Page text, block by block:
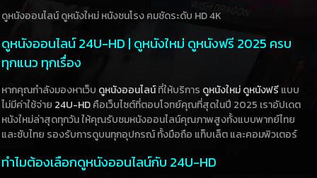
ดูหนังออนไลน์ ดูหนังใหม่ หนังชนโรง คมชัดระดับ HD 4K
ดูหนังออนไลน์ 24U-HD | ดูหนังใหม่ ดูหนังฟรี 2025 ครบ
ทุกแนว ทุกเรื่อง
หากคุณกำลังมองหาเว็บ ดูหนังออนไลน์ที่ให้บริการ ดูหนังใหม่ดูหนังฟรีแบบ
ไม่มีค่าใช้จ่าย 24U-HDคือเว็บไซต์ที่ตอบโจทย์คุณที่สุดในปี 2025 เราอัปเดต
หนังใหม่ล่าสุดทุกวัน ให้คุณรับชมหนังออนไลน์คุณภาพสูงทั้งแบบพากย์ไทย
และซับไทย รองรับการดูบนทุกอุปกรณ์ ทั้งมือถือ แท็บเล็ต และคอมพิวเตอร์
ทำไมต้องเลือกดูหนังออนไลน์กับ 24U-HD